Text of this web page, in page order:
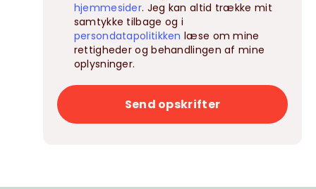
hjemmesider. Jeg kan altid trække mit
samtykke tilbage og i
persondatapolitikken læse om mine
rettigheder og behandlingen af mine
oplysninger.
Send opskrifter